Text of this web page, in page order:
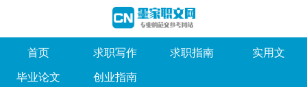
首页 求职写作 求职指南 实用文
毕业论文 创业指南